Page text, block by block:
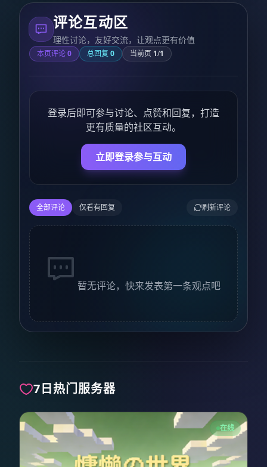
评论互动区
理性讨论，友好交流，让观点更有价值
本页评论0 总回复 0 当前页 1/1
登录后即可参与讨论、点赞和回复，打造
更有质量的社区互动。
立即登录参与互动
全部评论 仅看有回复 刷新评论
暂无评论，快来发表第一条观点吧
7日热门服务器
在线